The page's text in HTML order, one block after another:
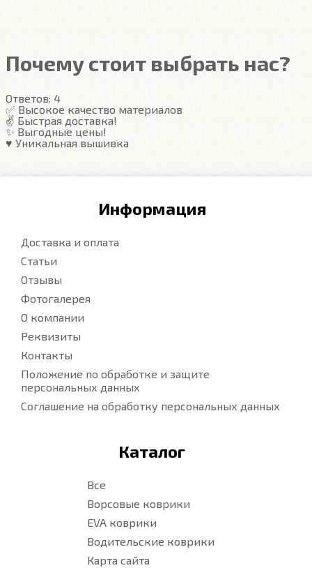
резиновых половичках, однако, её все равно
видно. ЕВА удобны тем, что их легко достать не
Подробнее
Почему стоит выбрать нас?
Ответов: 4
✅ Высокое качество материалов
✌️ Быстрая доставка!
✨ Выгодные цены!
♥️ Уникальная вышивка
Информация
Доставка и оплата
Статьи
Отзывы
Фотогалерея
О компании
Реквизиты
Контакты
Положение по обработке и защите
персональных данных
Соглашение на обработку персональных данных
Каталог
Все
Ворсовые коврики
EVA коврики
Водительские коврики
Карта сайта